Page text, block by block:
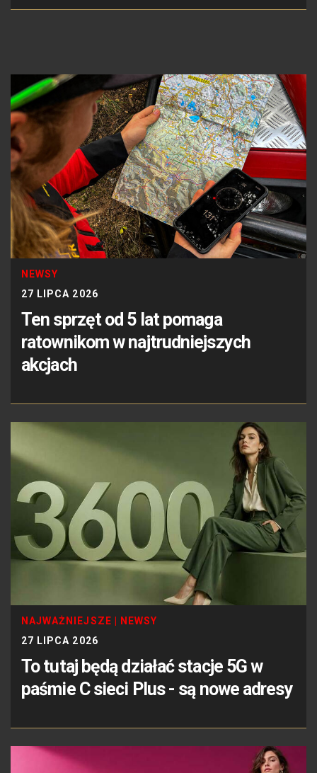
NEWSY
27 LIPCA 2026
Ten sprzęt od 5 lat pomaga
ratownikom w najtrudniejszych
akcjach
NAJWAŻNIEJSZE
NEWSY
27 LIPCA 2026
To tutaj będą działać stacje 5G w
paśmie C sieci Plus - są nowe adresy